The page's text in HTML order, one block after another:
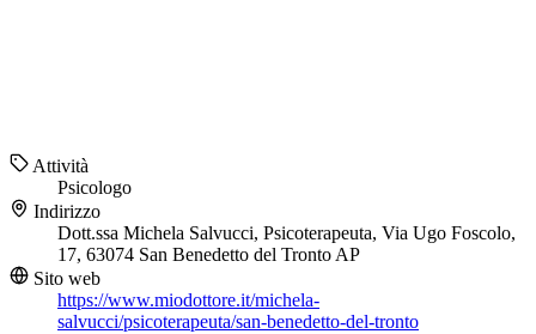
Attività
Psicologo
Indirizzo
Dott.ssa Michela Salvucci, Psicoterapeuta, Via Ugo Foscolo,
17, 63074 San Benedetto del Tronto AP
Sito web
https://www.miodottore.it/michela-
salvucci/psicoterapeuta/san-benedetto-del-tronto